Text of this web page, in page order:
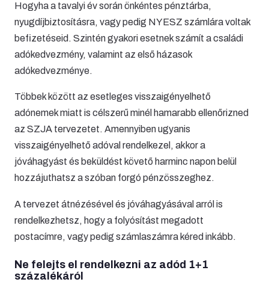
Hogyha a tavalyi év során önkéntes pénztárba,
nyugdíjbiztosításra, vagy pedig NYESZ számlára voltak
befizetéseid. Szintén gyakori esetnek számít a családi
adókedvezmény, valamint az első házasok
adókedvezménye.
Többek között az esetleges visszaigényelhető
adónemek miatt is célszerű minél hamarabb ellenőrizned
az SZJA tervezetet. Amennyiben ugyanis
visszaigényelhető adóval rendelkezel, akkor a
jóváhagyást és beküldést követő harminc napon belül
hozzájuthatsz a szóban forgó pénzösszeghez.
A tervezet átnézésével és jóváhagyásával arról is
rendelkezhetsz, hogy a folyósítást megadott
postacímre, vagy pedig számlaszámra kéred inkább.
Ne felejts el rendelkezni az adód 1+1
százalékáról